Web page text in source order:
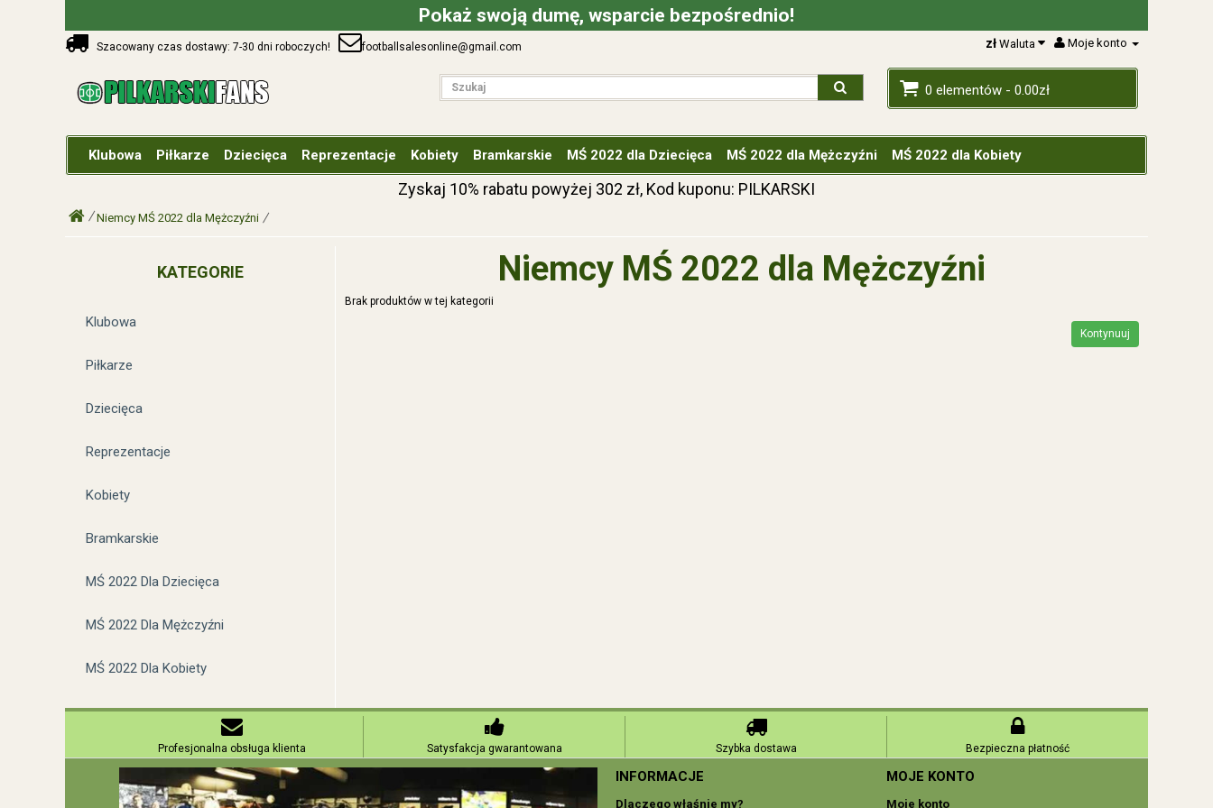
Pokaż swoją dumę, wsparcie bezpośrednio!
Szacowany czas dostawy: 7-30 dni roboczych! footballsalesonline@gmail.com Moje konto
zł Waluta
0 elementów - 0.00zł
Klubowa Piłkarze Dziecięca Reprezentacje Kobiety Bramkarskie MŚ 2022 dla Dziecięca MŚ 2022 dla Mężczyźni MŚ 2022 dla Kobiety
Zyskaj 10% rabatu powyżej 302 zł, Kod kuponu: PILKARSKI
Niemcy MŚ 2022 dla Mężczyźni
KATEGORIE
Klubowa
Piłkarze
Dziecięca
Reprezentacje
Kobiety
Bramkarskie
MŚ 2022 Dla Dziecięca
MŚ 2022 Dla Mężczyźni
MŚ 2022 Dla Kobiety
Niemcy MŚ 2022 dla Mężczyźni
Brak produktów w tej kategorii
Kontynuuj
Profesjonalna obsługa klienta Satysfakcja gwarantowana Szybka dostawa Bezpieczna płatność
INFORMACJE
Dlaczego właśnie my?
MOJE KONTO
Moje konto